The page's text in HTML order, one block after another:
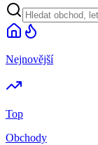
Nejnovější
Top
Obchody